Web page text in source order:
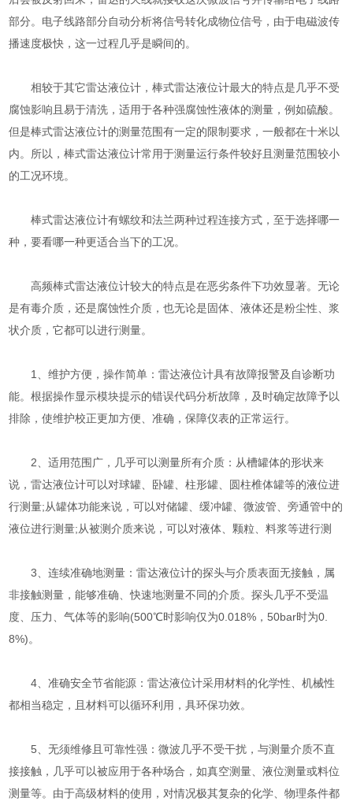
部分。电子线路部分自动分析将信号转化成物位信号，由于电磁波传
播速度极快，这一过程几乎是瞬间的。
相较于其它雷达液位计，棒式雷达液位计最大的特点是几乎不受
腐蚀影响且易于清洗，适用于各种强腐蚀性液体的测量，例如硫酸。
但是棒式雷达液位计的测量范围有一定的限制要求，一般都在十米以
内。所以，棒式雷达液位计常用于测量运行条件较好且测量范围较小
的工况环境。
棒式雷达液位计有螺纹和法兰两种过程连接方式，至于选择哪一
种，要看哪一种更适合当下的工况。
高频棒式雷达液位计较大的特点是在恶劣条件下功效显著。无论
是有毒介质，还是腐蚀性介质，也无论是固体、液体还是粉尘性、浆
状介质，它都可以进行测量。
1、维护方便，操作简单：雷达液位计具有故障报警及自诊断功
能。根据操作显示模块提示的错误代码分析故障，及时确定故障予以
排除，使维护校正更加方便、准确，保障仪表的正常运行。
2、适用范围广，几乎可以测量所有介质：从槽罐体的形状来
说，雷达液位计可以对球罐、卧罐、柱形罐、圆柱椎体罐等的液位进
行测量;从罐体功能来说，可以对储罐、缓冲罐、微波管、旁通管中的
液位进行测量;从被测介质来说，可以对液体、颗粒、料浆等进行测
3、连续准确地测量：雷达液位计的探头与介质表面无接触，属
非接触测量，能够准确、快速地测量不同的介质。探头几乎不受温
度、压力、气体等的影响(500℃时影响仅为0.018%，50bar时为0.
8%)。
4、准确安全节省能源：雷达液位计采用材料的化学性、机械性
都相当稳定，且材料可以循环利用，具环保功效。
5、无须维修且可靠性强：微波几乎不受干扰，与测量介质不直
接接触，几乎可以被应用于各种场合，如真空测量、液位测量或料位
测量等。由于高级材料的使用，对情况极其复杂的化学、物理条件都